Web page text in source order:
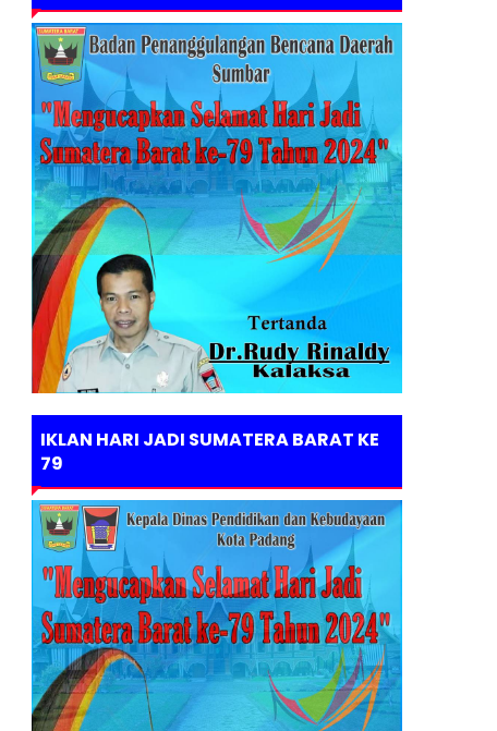
IKLAN HARI JADI SUMATERA BARAT KE
79